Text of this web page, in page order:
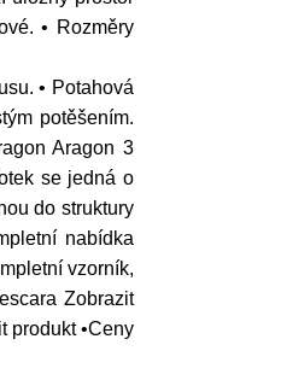
• Rozměry
• Potahová
potěšením.
Aragon 3
se jedná o
do struktury
nabídka
vzorník,
Zobrazit
produkt •Ceny